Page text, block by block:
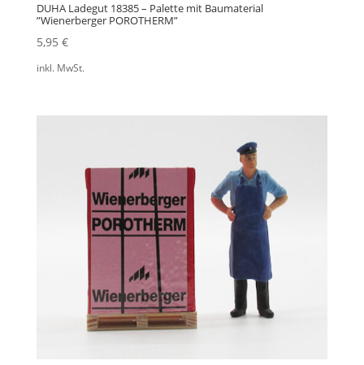
DUHA Ladegut 18385 – Palette mit Baumaterial
”Wienerberger POROTHERM”
5,95 €
inkl. MwSt.